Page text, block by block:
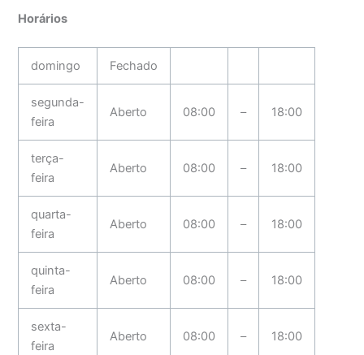
Horários
domingo Fechado
segunda-
feira
Aberto 08:00 – 18:00
terça-
feira
Aberto 08:00 – 18:00
quarta-
feira
Aberto 08:00 – 18:00
quinta-
feira
Aberto 08:00 – 18:00
sexta-
feira
Aberto 08:00 – 18:00